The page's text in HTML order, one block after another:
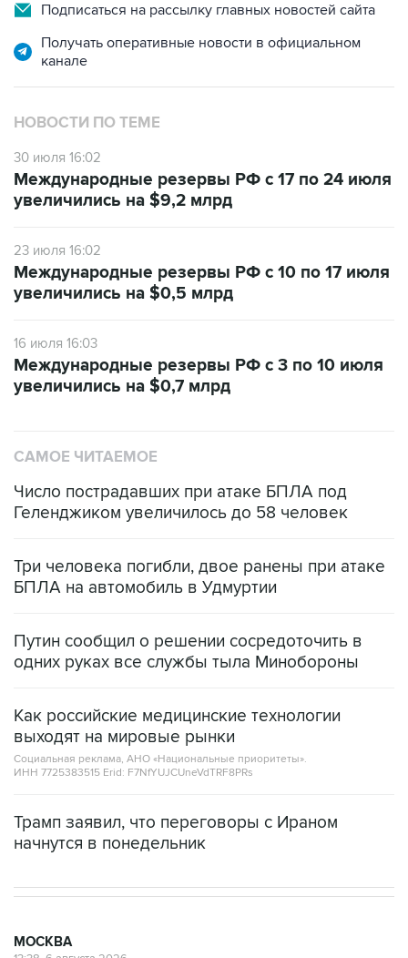
Подписаться на рассылку главных новостей сайта
Получать оперативные новости в официальном
канале
НОВОСТИ ПО ТЕМЕ
30 июля 16:02
Международные резервы РФ с 17 по 24 июля
увеличились на $9,2 млрд
23 июля 16:02
Международные резервы РФ с 10 по 17 июля
увеличились на $0,5 млрд
16 июля 16:03
Международные резервы РФ с 3 по 10 июля
увеличились на $0,7 млрд
САМОЕ ЧИТАЕМОЕ
Число пострадавших при атаке БПЛА под
Геленджиком увеличилось до 58 человек
Три человека погибли, двое ранены при атаке
БПЛА на автомобиль в Удмуртии
Путин сообщил о решении сосредоточить в
одних руках все службы тыла Минобороны
Как российские медицинские технологии
выходят на мировые рынки
Социальная реклама, АНО «Национальные приоритеты».
ИНН 7725383515 Erid: F7NfYUJCUneVdTRF8PRs
Трамп заявил, что переговоры с Ираном
начнутся в понедельник
МОСКВА